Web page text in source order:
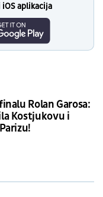
aplikacija
Rolan Garosa:
Kostjukovu i